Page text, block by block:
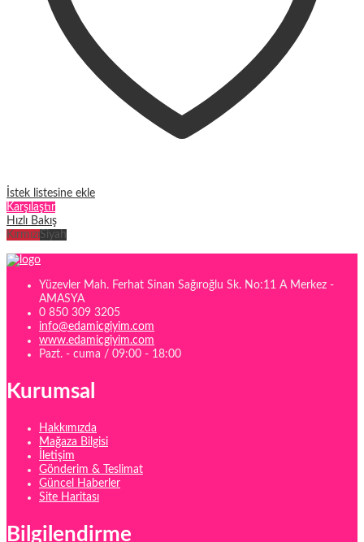
İstek listesine ekle
Karşılaştır
Hızlı Bakış
KırmızıSiyah
Yüzevler Mah. Ferhat Sinan Sağıroğlu Sk. No:11 A Merkez -
AMASYA
0 850 309 3205
info@edamicgiyim.com
www.edamicgiyim.com
Pazt. - cuma / 09:00 - 18:00
Kurumsal
Hakkımızda
Mağaza Bilgisi
İletişim
Gönderim & Teslimat
Güncel Haberler
Site Haritası
Bilgilendirme